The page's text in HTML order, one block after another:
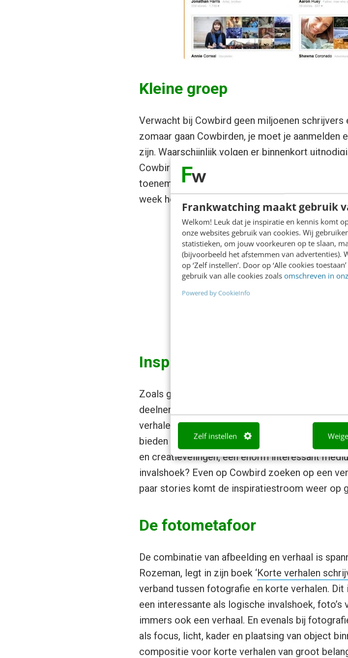
Frankwatching maakt gebruik
Welkom! Leuk dat je inspiratie en kennis komt
onze websites gebruik van cookies. Wij
statistieken, om jouw voorkeuren op te slaan,
(bijvoorbeeld het afstemmen van advertenties).
op ‘Zelf instellen’. Door op ‘Alle cookies
gebruik van alle cookies zoals omschreven in
Powered by CookieInfo
Zelf instellen
Kleine groep
Verwacht bij Cowbird geen miljoenen schrijvers
zomaar gaan Cowbirden, je moet je aanmelden
zijn. Waarschijnlijk volgen er binnenkort
Cowbirders nieuwe schrijvers kan uitnodigen.
toenemen, maar op dit moment zijn er slechts
week het tienduizendste verhaal heeft
Inspiratie
Zoals gezegd gaat het bij Cowbird niet om meer
deelnemers in het netwerk zitten is eerder
verhalen, maar ook van audiofragmenten is
bieden inspiratie. Juist dit maakt dat het voor
en creatievelingen, een enorm interessant
invalshoek? Even op Cowbird zoeken op een
paar stories komt de inspiratiestroom weer op
De fotometafoor
De combinatie van afbeelding en verhaal is
Rozeman, legt in zijn boek ‘Korte verhalen
verband tussen fotografie en korte verhalen. Dit
een interessante als logische invalshoek, foto’s
immers ook een verhaal. En evenals bij
als focus, licht, kader en plaatsing van object
compositie voor korte verhalen van groot